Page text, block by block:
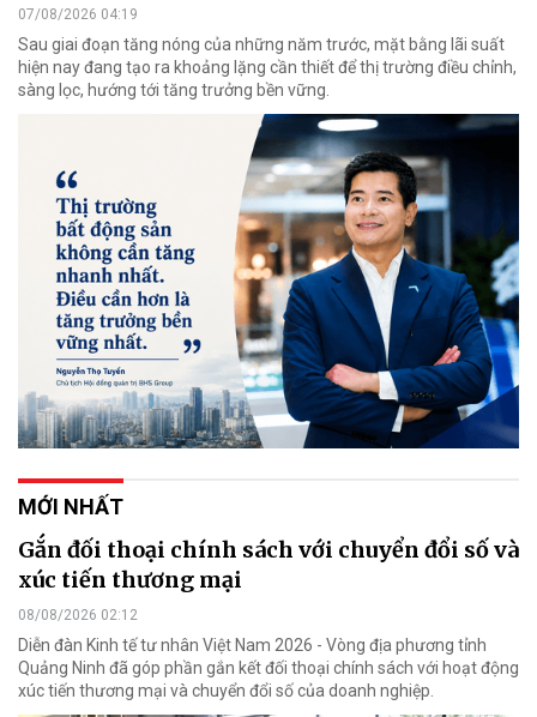
07/08/2026 04:19
Sau giai đoạn tăng nóng của những năm trước, mặt bằng lãi suất
hiện nay đang tạo ra khoảng lặng cần thiết để thị trường điều chỉnh,
sàng lọc, hướng tới tăng trưởng bền vững.
MỚI NHẤT
Gắn đối thoại chính sách với chuyển đổi số và
xúc tiến thương mại
08/08/2026 02:12
Diễn đàn Kinh tế tư nhân Việt Nam 2026 - Vòng địa phương tỉnh
Quảng Ninh đã góp phần gắn kết đối thoại chính sách với hoạt động
xúc tiến thương mại và chuyển đổi số của doanh nghiệp.